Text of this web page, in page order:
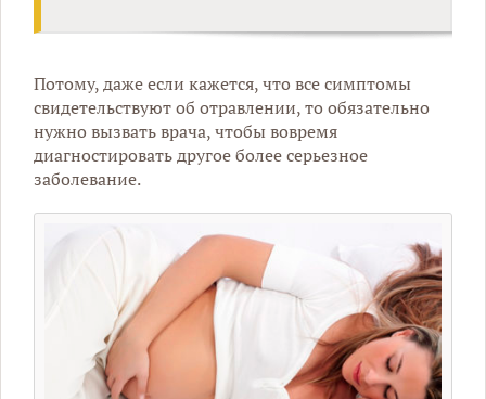
Потому, даже если кажется, что все симптомы
свидетельствуют об отравлении, то обязательно
нужно вызвать врача, чтобы вовремя
диагностировать другое более серьезное
заболевание.